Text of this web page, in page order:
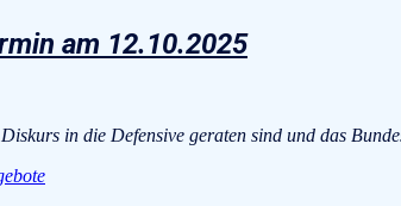
am 12.10.2025
in die Defensive geraten sind und das